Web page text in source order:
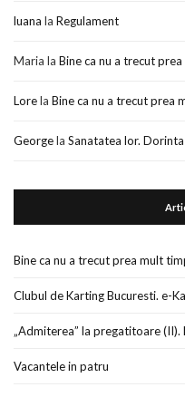
luana la Regulament
Maria la Bine ca nu a trecut
Lorela Bine ca nu a trecut prea
Georgela Sanatatea lor.
Bine ca nu a trecut prea mult
Clubul de Karting Bucuresti. e-
„Admiterea” la pregatitoare (II).
Vacantele in patru